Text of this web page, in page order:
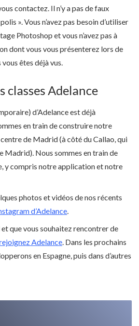
contactez. Il n’y a pas de faux
». Vous n’avez pas besoin d’utiliser
Photoshop et vous n’avez pas à
dont vous vous présenterez lors de
êtes déjà vus.
classes Adelance
d’Adelance est déjà
en train de construire notre
de Madrid (à côté du Callao, qui
Madrid). Nous sommes en train de
y compris notre application et notre
photos et vidéos de nos récents
d’Adelance.
que vous souhaitez rencontrer de
Adelance. Dans les prochains
en Espagne, puis dans d’autres